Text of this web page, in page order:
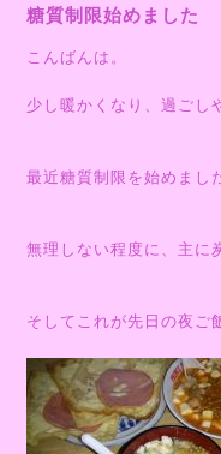
糖質制限始めました
こんばんは。
少し暖かくなり、過ごし
最近糖質制限を始めまし
無理しない程度に、主に
そしてこれが先日の夜ご